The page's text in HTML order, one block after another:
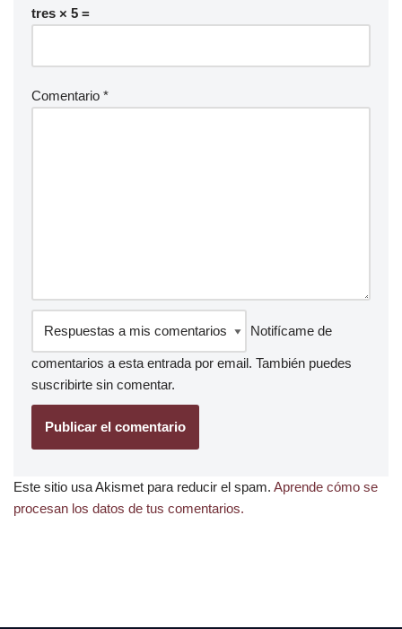
tres × 5 =
Comentario *
Notifícame de
comentarios a esta entrada por email. También puedes
suscribirte sin comentar.
Este sitio usa Akismet para reducir el spam. Aprende cómo se
procesan los datos de tus comentarios.